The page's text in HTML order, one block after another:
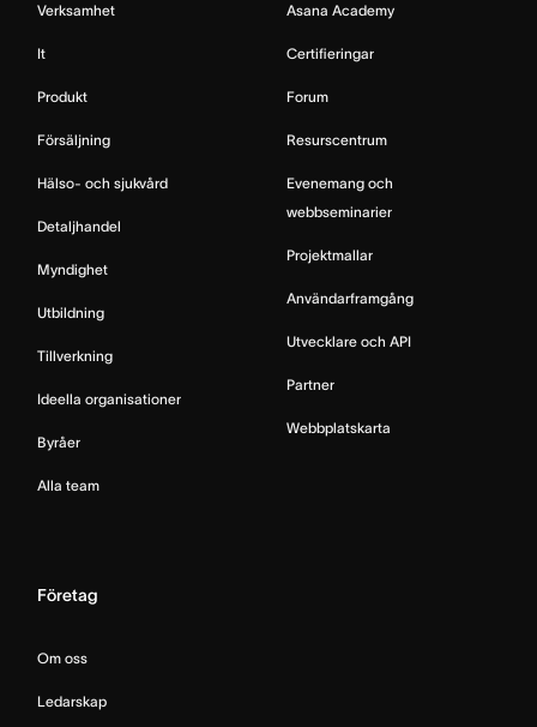
Verksamhet
It
Produkt
Försäljning
Hälso- och sjukvård
Detaljhandel
Myndighet
Utbildning
Tillverkning
Ideella organisationer
Byråer
Alla team
Asana Academy
Certifieringar
Forum
Resurscentrum
Evenemang och
webbseminarier
Projektmallar
Användarframgång
Utvecklare och API
Partner
Webbplatskarta
Företag
Om oss
Ledarskap